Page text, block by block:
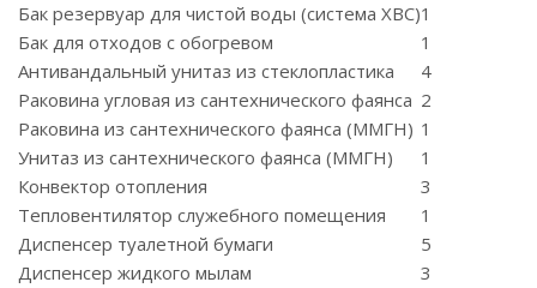
Бак резервуар для чистой воды (система ХВС)1
Бак для отходов с обогревом
1
Антивандальный унитаз из стеклопластика
4
Раковина угловая из сантехнического фаянса 2
Раковина из сантехнического фаянса (ММГН) 1
Унитаз из сантехнического фаянса (ММГН)
1
Конвектор отопления
3
Тепловентилятор служебного помещения
1
Диспенсер туалетной бумаги
5
Диспенсер жидкого мылам
3